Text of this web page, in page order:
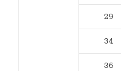
29
34
36